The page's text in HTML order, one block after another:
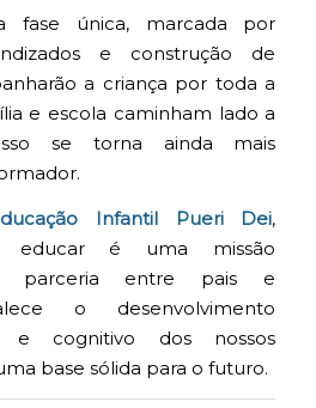
fase única, marcada por
e construção de
a criança por toda a
e escola caminham lado a
se torna ainda mais
Infantil Pueri Dei,
educar é uma missão
parceria entre pais e
o desenvolvimento
e cognitivo dos nossos
base sólida para o futuro.